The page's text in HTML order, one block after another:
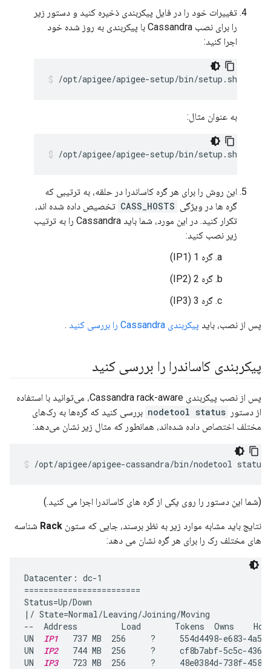
تغییرات خود را در فایل پیکربندی ذخیره کنید و دستور زیر
را برای نصب Cassandra با پیکربندی به روز شده خود
اجرا کنید:
/opt/apigee/apigee-setup/bin/setup.sh -p
به عنوان مثال:
/opt/apigee/apigee-setup/bin/setup.sh -p
این روش را برای هر گره کاساندرا در حلقه، به ترتیبی که
گره ها در ویژگی CASS_HOSTS تخصیص داده شده اند،
تکرار کنید. در این مورد، شما باید Cassandra را به ترتیب
زیر نصب کنید:
گره 1 (IP1)
گره 2 (IP2)
گره 3 (IP3)
پس از نصب، باید پیکربندی Cassandra را بررسی کنید .
پیکربندی کاساندرا را بررسی کنید
پس از نصب پیکربندی Cassandra rack-aware، می‌توانید با استفاده
از دستور nodetool status بررسی کنید که گره‌ها به رک‌های
مختلف اختصاص داده شده‌اند، همانطور که مثال زیر نشان می‌دهد:
/opt/apigee/apigee-cassandra/bin/nodetool status
(شما این دستور را روی یکی از گره های کاساندرا اجرا می کنید.)
نتایج باید مشابه موارد زیر به نظر برسند، جایی که ستون Rack شناسه
های مختلف رک را برای هر گره نشان می دهد:
Datacenter: dc-1
========================
Status=Up/Down
|/ State=Normal/Leaving/Joining/Moving
--  Address         Load       Tokens  Owns
UN IP1
737 MB  256     ?     554d4498-e683-
UN IP2
744 MB  256     ?     cf8b7abf-5c5c-
UN IP3
723 MB  256     ?     48e0384d-738f-